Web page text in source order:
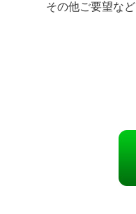
その他ご要望など